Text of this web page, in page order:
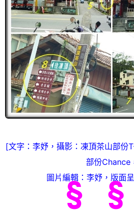
[文字：李妤，攝影：凍頂茶山部份
部份Chance
圖片編輯：李妤，版面
§ §